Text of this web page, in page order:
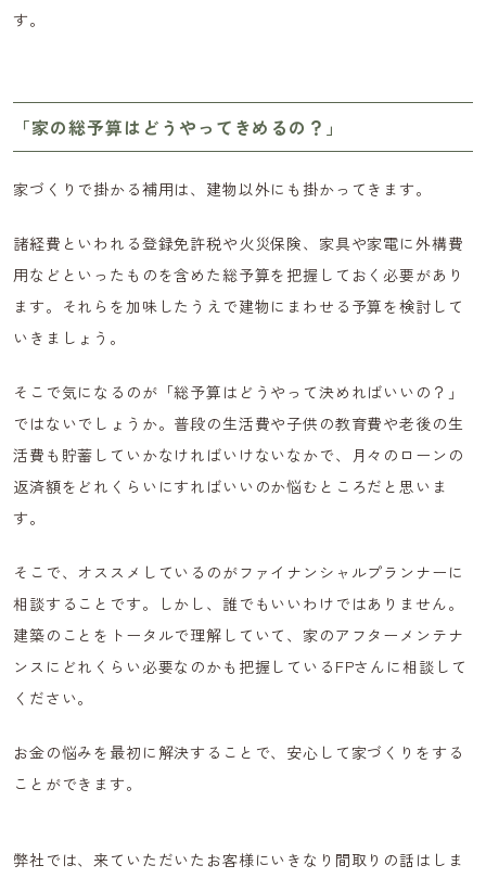
す。
「家の総予算はどうやってきめるの？」
家づくりで掛かる補用は、建物以外にも掛かってきます。
諸経費といわれる登録免許税や火災保険、家具や家電に外構費
用などといったものを含めた総予算を把握しておく必要があり
ます。それらを加味したうえで建物にまわせる予算を検討して
いきましょう。
そこで気になるのが「総予算はどうやって決めればいいの？」
ではないでしょうか。普段の生活費や子供の教育費や老後の生
活費も貯蓄していかなければいけないなかで、月々のローンの
返済額をどれくらいにすればいいのか悩むところだと思いま
す。
そこで、オススメしているのがファイナンシャルプランナーに
相談することです。しかし、誰でもいいわけではありません。
建築のことをトータルで理解していて、家のアフターメンテナ
ンスにどれくらい必要なのかも把握しているFPさんに相談して
ください。
お金の悩みを最初に解決することで、安心して家づくりをする
ことができます。
弊社では、来ていただいたお客様にいきなり間取りの話はしま